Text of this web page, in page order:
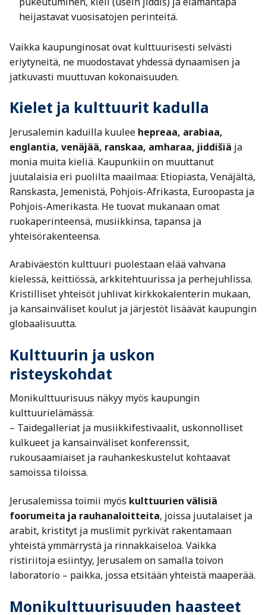
heijastavat vuosisatojen perinteitä.
Vaikka kaupunginosat ovat kulttuurisesti selvästi
eriytyneitä, ne muodostavat yhdessä dynaamisen ja
jatkuvasti muuttuvan kokonaisuuden.
Kielet ja kulttuurit kadulla
Jerusalemin kaduilla kuulee hepreaa, arabiaa,
englantia, venäjää, ranskaa, amharaa, jiddišiä ja
monia muita kieliä. Kaupunkiin on muuttanut
juutalaisia eri puolilta maailmaa: Etiopiasta, Venäjältä,
Ranskasta, Jemenistä, Pohjois-Afrikasta, Euroopasta ja
Pohjois-Amerikasta. He tuovat mukanaan omat
ruokaperinteensä, musiikkinsa, tapansa ja
yhteisörakenteensa.
Arabiväestön kulttuuri puolestaan elää vahvana
kielessä, keittiössä, arkkitehtuurissa ja perhejuhlissa.
Kristilliset yhteisöt juhlivat kirkkokalenterin mukaan,
ja kansainväliset koulut ja järjestöt lisäävät kaupungin
globaalisuutta.
Kulttuurin ja uskon
risteyskohdat
Monikulttuurisuus näkyy myös kaupungin
kulttuurielämässä:
– Taidegalleriat ja musiikkifestivaalit, uskonnolliset
kulkueet ja kansainväliset konferenssit,
rukousaamiaiset ja rauhankeskustelut kohtaavat
samoissa tiloissa.
Jerusalemissa toimii myös kulttuurien välisiä
foorumeita ja rauhanaloitteita, joissa juutalaiset ja
arabit, kristityt ja muslimit pyrkivät rakentamaan
yhteistä ymmärrystä ja rinnakkaiseloa. Vaikka
ristiriitoja esiintyy, Jerusalem on samalla toivon
laboratorio – paikka, jossa etsitään yhteistä maaperää.
Monikulttuurisuuden haasteet